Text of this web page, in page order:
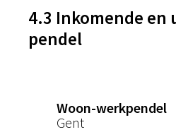
4.3 Inkomende en
pendel
Woon-werkpendel
Gent